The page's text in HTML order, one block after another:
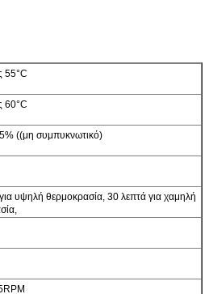
55°C
60°C
((μη συμπυκνωτικό)
υψηλή θερμοκρασία, 30 λεπτά για χαμηλή